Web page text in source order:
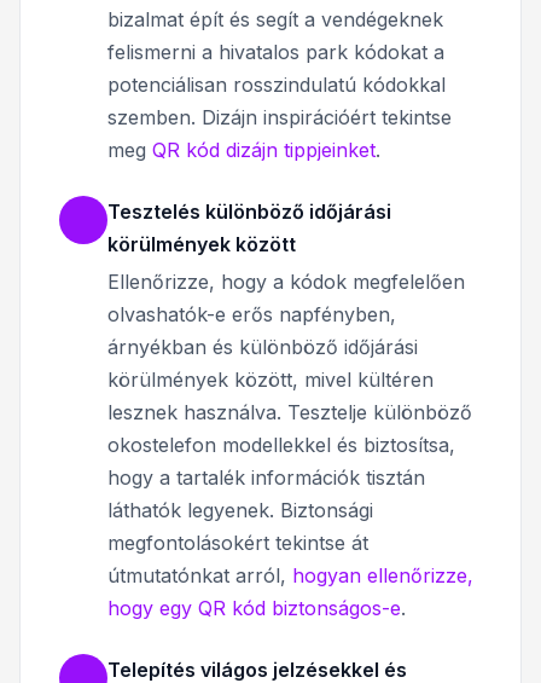
bizalmat épít és segít a vendégeknek
felismerni a hivatalos park kódokat a
potenciálisan rosszindulatú kódokkal
szemben. Dizájn inspirációért tekintse
meg QR kód dizájn tippjeinket.
Tesztelés különböző időjárási
körülmények között
Ellenőrizze, hogy a kódok megfelelően
olvashatók-e erős napfényben,
árnyékban és különböző időjárási
körülmények között, mivel kültéren
lesznek használva. Tesztelje különböző
okostelefon modellekkel és biztosítsa,
hogy a tartalék információk tisztán
láthatók legyenek. Biztonsági
megfontolásokért tekintse át
útmutatónkat arról, hogyan ellenőrizze,
hogy egy QR kód biztonságos-e.
Telepítés világos jelzésekkel és